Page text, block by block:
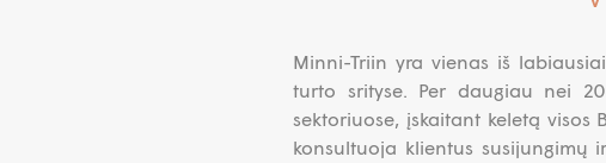
Minni-Triin yra vienas iš
turto srityse. Per daugiau nei
sektoriuose, įskaitant keletą
konsultuoja klientus susijungimų